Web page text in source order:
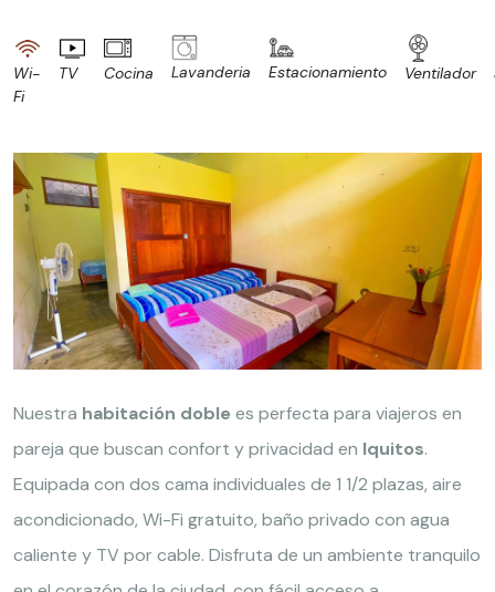
Wi-
Fi
TV Cocina Lavanderia Estacionamiento Ventilador
Nuestra habitación doble es perfecta para viajeros en
pareja que buscan confort y privacidad en Iquitos.
Equipada con dos cama individuales de 1 1/2 plazas, aire
acondicionado, Wi-Fi gratuito, baño privado con agua
caliente y TV por cable. Disfruta de un ambiente tranquilo